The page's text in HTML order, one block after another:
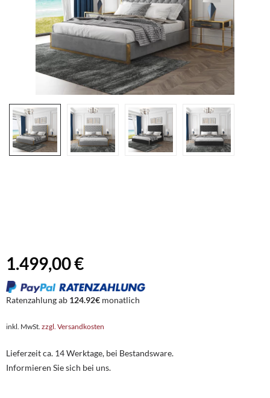
1.499,00 €
Ratenzahlung ab 124.92€ monatlich
inkl. MwSt. zzgl. Versandkosten
Lieferzeit ca. 14 Werktage, bei Bestandsware.
Informieren Sie sich bei uns.